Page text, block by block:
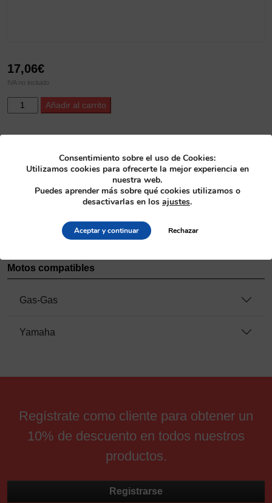
17,06€
IVA no incluido
ProX
Countershaft
Añadir al carrito
Transmisión>Kit de retenes piñón de ataque
Motos compatibles
Gas-Gas
Yamaha
Regístrate como cliente para obtener un
10% de descuento en todos nuestros
productos.
Registrarse
Consentimiento sobre el uso de Cookies:
Utilizamos cookies para ofrecerte la mejor experiencia en
nuestra web.
Puedes aprender más sobre qué cookies utilizamos o
desactivarlas en los ajustes.
Aceptar y continuar Rechazar